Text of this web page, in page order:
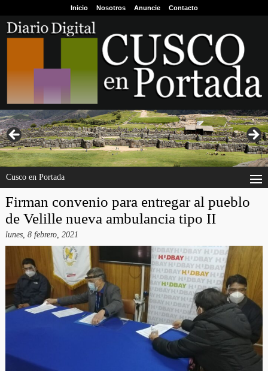
Inicio Nosotros Anuncie Contacto
Cusco en Portada
Firman convenio para entregar al pueblo
de Velille nueva ambulancia tipo II
lunes, 8 febrero, 2021